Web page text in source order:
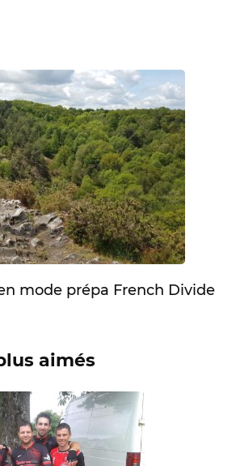
mode prépa French Divide
aimés